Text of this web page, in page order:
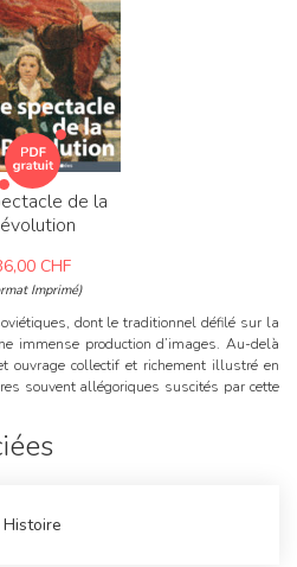
de la
CHF
Imprimé)
dont le traditionnel défilé sur la
immense production d’images. Au-delà
ouvrage collectif et richement illustré en
souvent allégoriques suscités par cette
Histoire